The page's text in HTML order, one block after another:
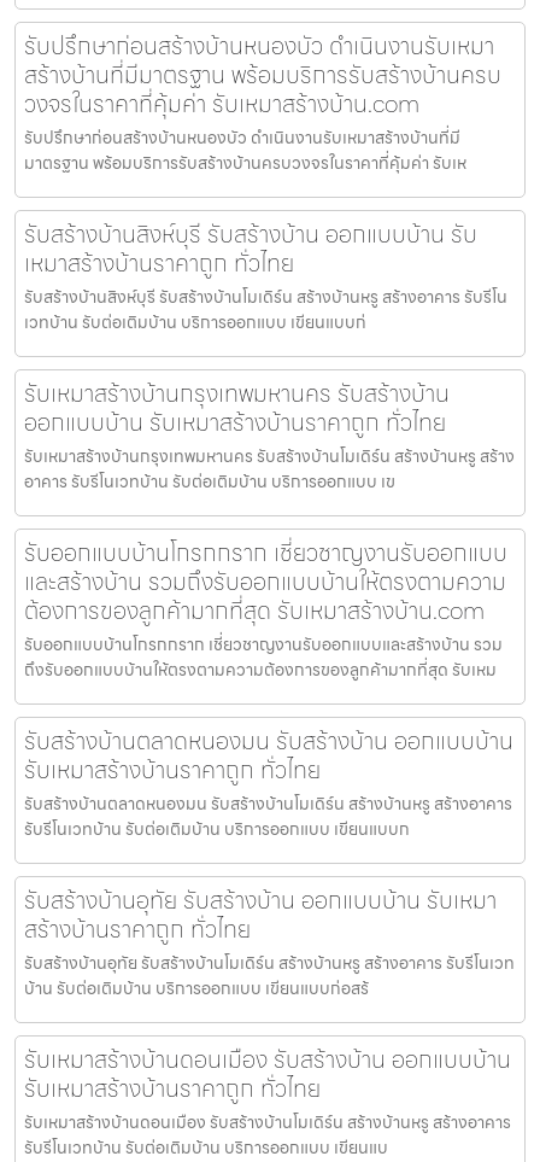
รับปรึกษาก่อนสร้างบ้านหนองบัว ดำเนินงานรับเหมา
สร้างบ้านที่มีมาตรฐาน พร้อมบริการรับสร้างบ้านครบ
วงจรในราคาที่คุ้มค่า รับเหมาสร้างบ้าน.com
รับปรึกษาก่อนสร้างบ้านหนองบัว ดำเนินงานรับเหมาสร้างบ้านที่มี
มาตรฐาน พร้อมบริการรับสร้างบ้านครบวงจรในราคาที่คุ้มค่า รับเห
รับสร้างบ้านสิงห์บุรี รับสร้างบ้าน ออกแบบบ้าน รับ
เหมาสร้างบ้านราคาถูก ทั่วไทย
รับสร้างบ้านสิงห์บุรี รับสร้างบ้านโมเดิร์น สร้างบ้านหรู สร้างอาคาร รับรีโน
เวทบ้าน รับต่อเติมบ้าน บริการออกแบบ เขียนแบบก่
รับเหมาสร้างบ้านกรุงเทพมหานคร รับสร้างบ้าน
ออกแบบบ้าน รับเหมาสร้างบ้านราคาถูก ทั่วไทย
รับเหมาสร้างบ้านกรุงเทพมหานคร รับสร้างบ้านโมเดิร์น สร้างบ้านหรู สร้าง
อาคาร รับรีโนเวทบ้าน รับต่อเติมบ้าน บริการออกแบบ เข
รับออกแบบบ้านโกรกกราก เชี่ยวชาญงานรับออกแบบ
และสร้างบ้าน รวมถึงรับออกแบบบ้านให้ตรงตามความ
ต้องการของลูกค้ามากที่สุด รับเหมาสร้างบ้าน.com
รับออกแบบบ้านโกรกกราก เชี่ยวชาญงานรับออกแบบและสร้างบ้าน รวม
ถึงรับออกแบบบ้านให้ตรงตามความต้องการของลูกค้ามากที่สุด รับเหม
รับสร้างบ้านตลาดหนองมน รับสร้างบ้าน ออกแบบบ้าน
รับเหมาสร้างบ้านราคาถูก ทั่วไทย
รับสร้างบ้านตลาดหนองมน รับสร้างบ้านโมเดิร์น สร้างบ้านหรู สร้างอาคาร
รับรีโนเวทบ้าน รับต่อเติมบ้าน บริการออกแบบ เขียนแบบก
รับสร้างบ้านอุทัย รับสร้างบ้าน ออกแบบบ้าน รับเหมา
สร้างบ้านราคาถูก ทั่วไทย
รับสร้างบ้านอุทัย รับสร้างบ้านโมเดิร์น สร้างบ้านหรู สร้างอาคาร รับรีโนเวท
บ้าน รับต่อเติมบ้าน บริการออกแบบ เขียนแบบก่อสร้
รับเหมาสร้างบ้านดอนเมือง รับสร้างบ้าน ออกแบบบ้าน
รับเหมาสร้างบ้านราคาถูก ทั่วไทย
รับเหมาสร้างบ้านดอนเมือง รับสร้างบ้านโมเดิร์น สร้างบ้านหรู สร้างอาคาร
รับรีโนเวทบ้าน รับต่อเติมบ้าน บริการออกแบบ เขียนแบ